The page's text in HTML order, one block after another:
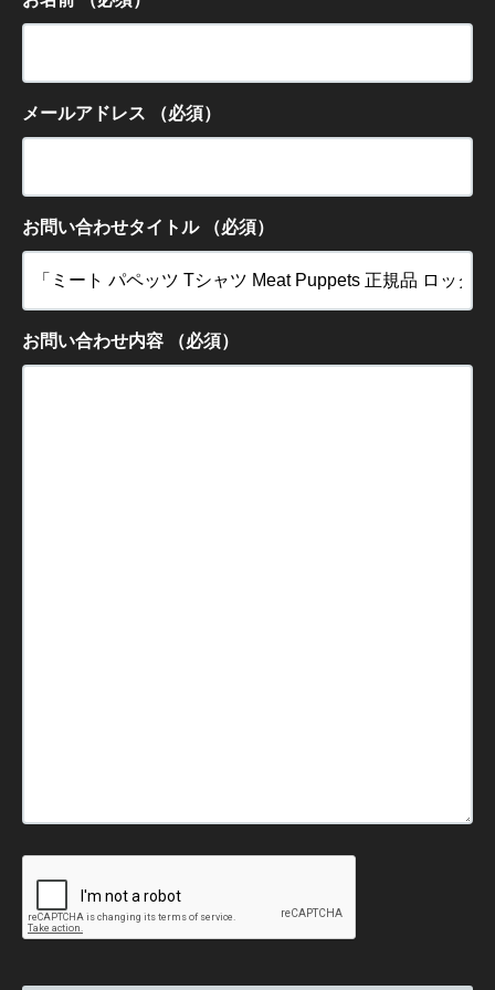
メールアドレス （必須）
お問い合わせタイトル （必須）
お問い合わせ内容 （必須）